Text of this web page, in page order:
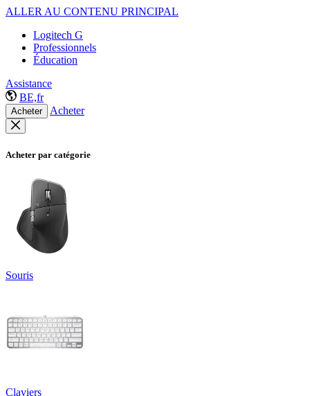
ALLER AU CONTENU PRINCIPAL
Logitech G
Professionnels
Éducation
Assistance
BE,fr
Acheter Acheter
Acheter par catégorie
Souris
Claviers